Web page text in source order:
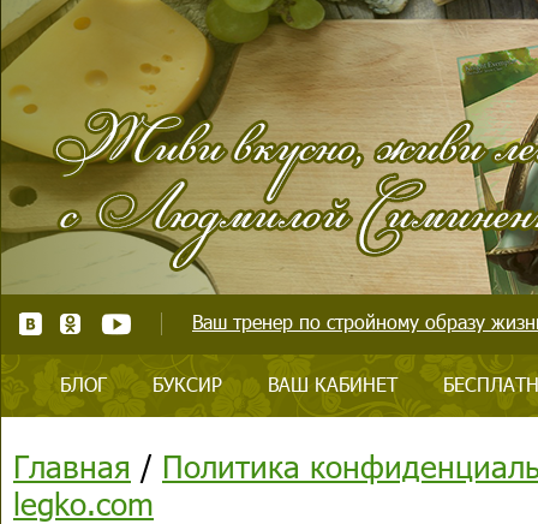
Ваш тренер по стройному образу
БЛОГ БУКСИР ВАШ КАБИНЕТ
Главная / Политика
legko.com